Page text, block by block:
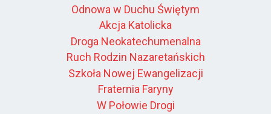
Odnowa w Duchu Świętym
Akcja Katolicka
Droga Neokatechumenalna
Ruch Rodzin Nazaretańskich
Szkoła Nowej Ewangelizacji
Fraternia Faryny
W Połowie Drogi